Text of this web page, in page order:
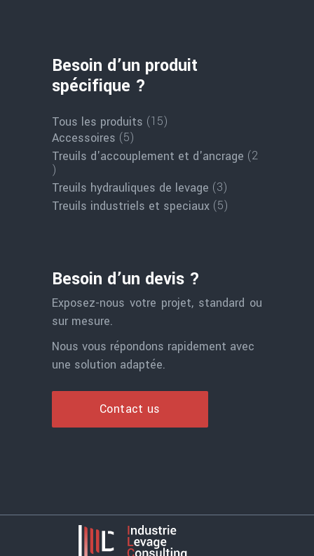
Besoin d’un produit
spécifique ?
Tous les produits 1515
Accessoires 55
produits
Treuils d'accouplement et d'ancrage 2
2
produits
Treuils hydrauliques de levage 33
produits
Treuils industriels et speciaux 55
Besoin d’un devis ?
Exposez-nous votre projet, standard ou
sur mesure.
Nous vous répondons rapidement avec
une solution adaptée.
Contact us